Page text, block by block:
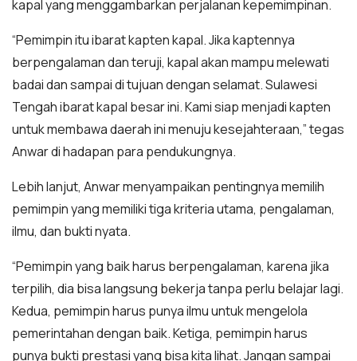
kapal yang menggambarkan perjalanan kepemimpinan.
“Pemimpin itu ibarat kapten kapal. Jika kaptennya
berpengalaman dan teruji, kapal akan mampu melewati
badai dan sampai di tujuan dengan selamat. Sulawesi
Tengah ibarat kapal besar ini. Kami siap menjadi kapten
untuk membawa daerah ini menuju kesejahteraan,” tegas
Anwar di hadapan para pendukungnya.
Lebih lanjut, Anwar menyampaikan pentingnya memilih
pemimpin yang memiliki tiga kriteria utama, pengalaman,
ilmu, dan bukti nyata.
“Pemimpin yang baik harus berpengalaman, karena jika
terpilih, dia bisa langsung bekerja tanpa perlu belajar lagi.
Kedua, pemimpin harus punya ilmu untuk mengelola
pemerintahan dengan baik. Ketiga, pemimpin harus
punya bukti prestasi yang bisa kita lihat. Jangan sampai